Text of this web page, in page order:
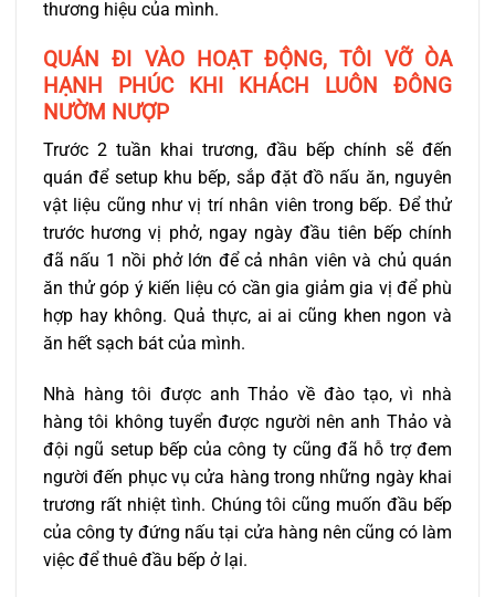
thương hiệu của mình.
QUÁN ĐI VÀO HOẠT ĐỘNG, TÔI VỠ ÒA
HẠNH PHÚC KHI KHÁCH LUÔN ĐÔNG
NƯỜM NƯỢP
Trước 2 tuần khai trương, đầu bếp chính sẽ đến
quán để setup khu bếp, sắp đặt đồ nấu ăn, nguyên
vật liệu cũng như vị trí nhân viên trong bếp. Để thử
trước hương vị phở, ngay ngày đầu tiên bếp chính
đã nấu 1 nồi phở lớn để cả nhân viên và chủ quán
ăn thử góp ý kiến liệu có cần gia giảm gia vị để phù
hợp hay không. Quả thực, ai ai cũng khen ngon và
ăn hết sạch bát của mình.
Nhà hàng tôi được anh Thảo về đào tạo, vì nhà
hàng tôi không tuyển được người nên anh Thảo và
đội ngũ setup bếp của công ty cũng đã hỗ trợ đem
người đến phục vụ cửa hàng trong những ngày khai
trương rất nhiệt tình. Chúng tôi cũng muốn đầu bếp
của công ty đứng nấu tại cửa hàng nên cũng có làm
việc để thuê đầu bếp ở lại.